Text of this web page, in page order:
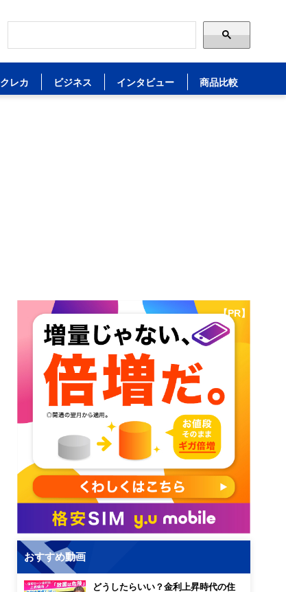
クレカ ビジネス インタビュー 商品比較
【PR】
おすすめ動画
どうしたらいい？金利上昇時代の住